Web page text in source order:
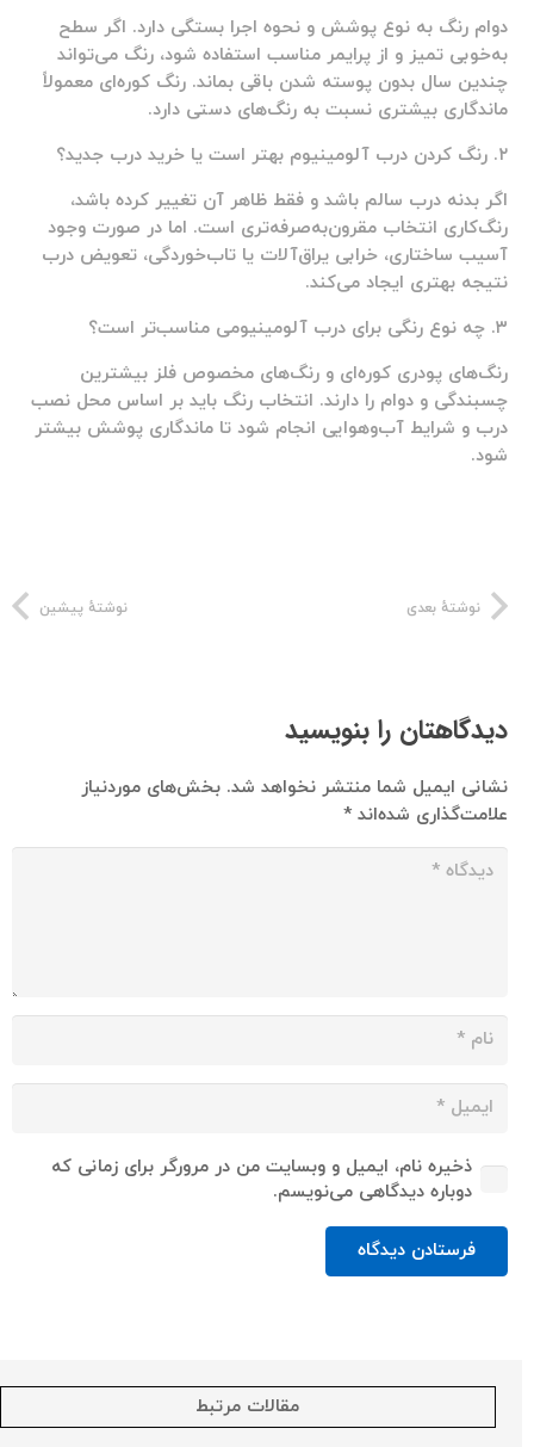
دوام رنگ به نوع پوشش و نحوه اجرا بستگی دارد. اگر سطح
به‌خوبی تمیز و از پرایمر مناسب استفاده شود، رنگ می‌تواند
چندین سال بدون پوسته شدن باقی بماند. رنگ کوره‌ای معمولاً
ماندگاری بیشتری نسبت به رنگ‌های دستی دارد.
۲. رنگ کردن درب آلومینیوم بهتر است یا خرید درب جدید؟
اگر بدنه درب سالم باشد و فقط ظاهر آن تغییر کرده باشد،
رنگ‌کاری انتخاب مقرون‌به‌صرفه‌تری است. اما در صورت وجود
آسیب ساختاری، خرابی یراق‌آلات یا تاب‌خوردگی، تعویض درب
نتیجه بهتری ایجاد می‌کند.
۳. چه نوع رنگی برای درب آلومینیومی مناسب‌تر است؟
رنگ‌های پودری کوره‌ای و رنگ‌های مخصوص فلز بیشترین
چسبندگی و دوام را دارند. انتخاب رنگ باید بر اساس محل نصب
درب و شرایط آب‌وهوایی انجام شود تا ماندگاری پوشش بیشتر
شود.
نوشتهٔ پیشین نوشتهٔ بعدی
دیدگاهتان را بنویسید
نشانی ایمیل شما منتشر نخواهد شد. بخش‌های موردنیاز
علامت‌گذاری شده‌اند*
ذخیره نام، ایمیل و وبسایت من در مرورگر برای زمانی که
دوباره دیدگاهی می‌نویسم.
فرستادن دیدگاه
مقالات مرتبط